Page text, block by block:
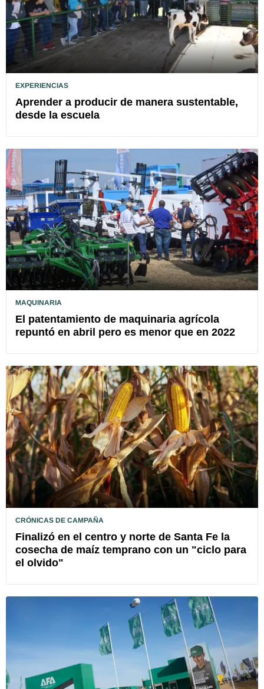
EXPERIENCIAS
Aprender a producir de manera sustentable,
desde la escuela
MAQUINARIA
El patentamiento de maquinaria agrícola
repuntó en abril pero es menor que en 2022
CRÓNICAS DE CAMPAÑA
Finalizó en el centro y norte de Santa Fe la
cosecha de maíz temprano con un "ciclo para
el olvido"